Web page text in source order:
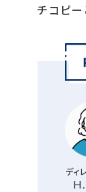
チコピー
ディ